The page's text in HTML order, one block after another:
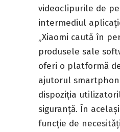
videoclipurile de
intermediul
„Xiaomi caută în
produsele sale
oferi o platformă
ajutorul
dispoziția
siguranță. În
funcție de